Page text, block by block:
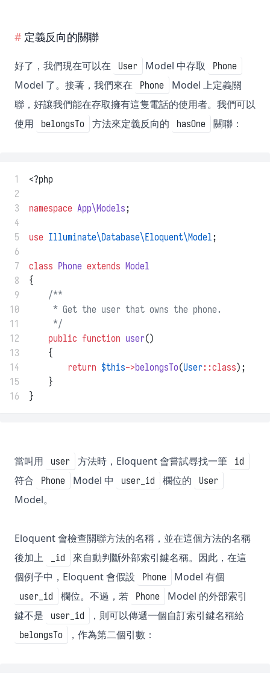
定義反向的關聯
好了，我們現在可以在 User Model 中存取 Phone
Model 了。接著，我們來在 Phone
Model 上定義關
聯，好讓我們能在存取擁有這隻電話的使用者。我們可以
使用
belongsTo 方法來定義反向的 hasOne 關聯：
1
<?php
2
3
namespace App\Models;
4
5
use Illuminate\Database\Eloquent\Model;
6
7
class Phone extends Model
8
{
9
/**
10
     * Get the user that owns the phone.
11
     */
12
public function user()
13
    {
14
return $this->belongsTo(User::class);
15
    }
16
}
當叫用 user 方法時，Eloquent 會嘗試尋找一筆 id
符合 Phone Model 中 user_id 欄位的 User
Model。
Eloquent 會檢查關聯方法的名稱，並在這個方法的名稱
後加上
_id
來自動判斷外部索引鍵名稱。因此，在這
個例子中，Eloquent 會假設
Phone Model 有個
user_id 欄位。不過，若 Phone
Model 的外部索引
鍵不是
user_id ，則可以傳遞一個自訂索引鍵名稱給
belongsTo ，作為第二個引數：